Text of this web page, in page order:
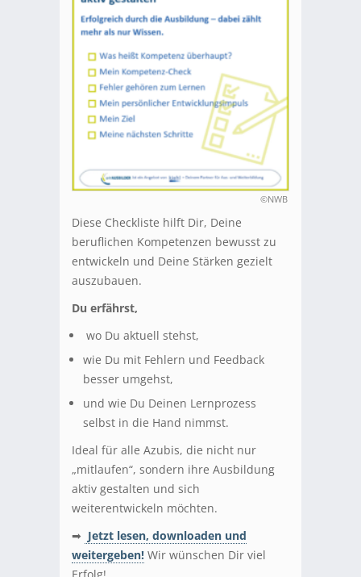
©NWB
Diese Checkliste hilft Dir, Deine
beruflichen Kompetenzen bewusst zu
entwickeln und Deine Stärken gezielt
auszubauen.
Du erfährst,
wo Du aktuell stehst,
wie Du mit Fehlern und Feedback
besser umgehst,
und wie Du Deinen Lernprozess
selbst in die Hand nimmst.
Ideal für alle Azubis, die nicht nur
„mitlaufen“, sondern ihre Ausbildung
aktiv gestalten und sich
weiterentwickeln möchten.
➡ Jetzt lesen, downloaden und
weitergeben! Wir wünschen Dir viel